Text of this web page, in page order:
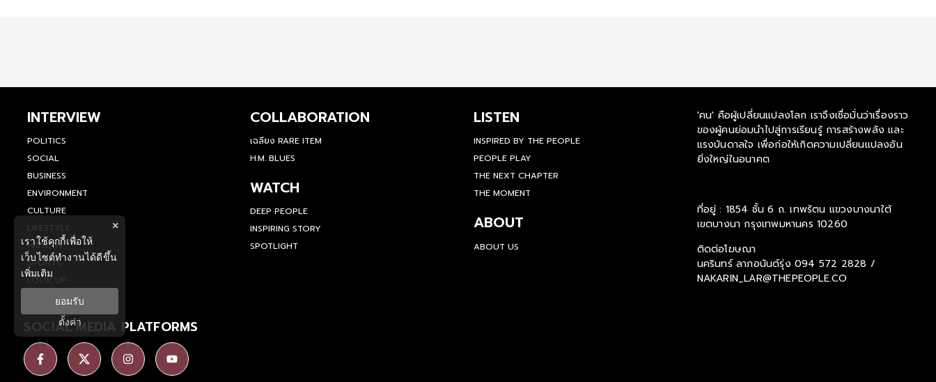
INTERVIEW
POLITICS
SOCIAL
BUSINESS
ENVIRONMENT
CULTURE
LIFESTYLE
HISTORY
SPORTS
LOOK UP
COLLABORATION
เฉลียง RARE ITEM
H.M. BLUES
WATCH
DEEP PEOPLE
INSPIRING STORY
SPOTLIGHT
LISTEN
INSPIRED BY THE PEOPLE
PEOPLE PLAY
THE NEXT CHAPTER
THE MOMENT
ABOUT
ABOUT US
'คน' คือผู้เปลี่ยนแปลงโลก เราจึงเชื่อมั่นว่าเรื่องราว
ของผู้คนย่อมนำไปสู่การเรียนรู้ การสร้างพลัง และ
แรงบันดาลใจ เพื่อก่อให้เกิดความเปลี่ยนแปลงอัน
ยิ่งใหญ่ในอนาคต
ที่อยู่ : 1854 ชั้น 6 ถ. เทพรัตน แขวงบางนาใต้
เขตบางนา กรุงเทพมหานคร 10260
ติดต่อโฆษณา
นครินทร์ ลาภอนันด์รุ่ง 094 572 2828 /
NAKARIN_LAR@THEPEOPLE.CO
SOCIAL MEDIA PLATFORMS
×
เราใช้คุกกี้เพื่อให้
เว็บไซต์ทำงานได้ดีขึ้น
เพิ่มเติม
ยอมรับ
ตั้งค่า